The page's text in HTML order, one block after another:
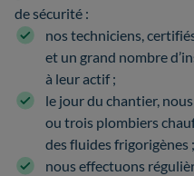
de sécurité :
nos techniciens,
et un grand nombre
à leur actif ;
le jour du chantier,
ou trois plombiers
des fluides frigorigènes ;
nous effectuons